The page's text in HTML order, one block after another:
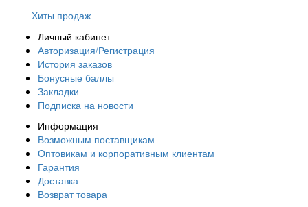
Хиты продаж
Личный кабинет
Авторизация/Регистрация
История заказов
Бонусные баллы
Закладки
Подписка на новости
Информация
Возможным поставщикам
Оптовикам и корпоративным клиентам
Гарантия
Доставка
Возврат товара